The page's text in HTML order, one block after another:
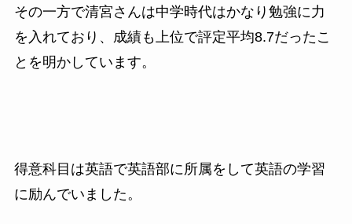
その一方で清宮さんは中学時代はかなり勉強に力
を入れており、成績も上位で評定平均8.7だったこ
とを明かしています。
得意科目は英語で英語部に所属をして英語の学習
に励んでいました。